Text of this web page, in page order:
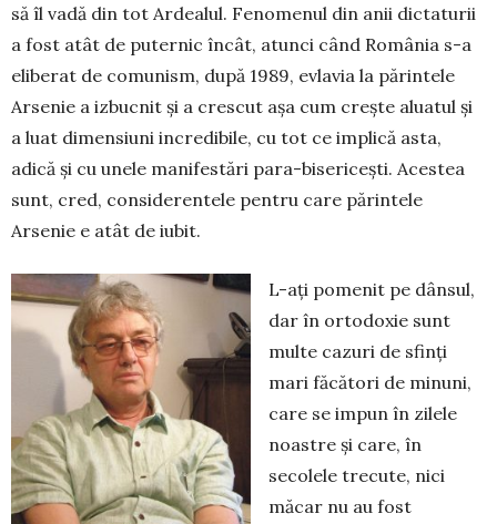
să îl vadă din tot Ardealul. Fenomenul din anii dictaturii
a fost atât de puternic încât, atunci când România s-a
eliberat de comunism, după 1989, evlavia la părintele
Arsenie a izbucnit şi a crescut așa cum creşte aluatul şi
a luat dimensiuni incredibile, cu tot ce implică asta,
adică şi cu unele manifestări para-bisericeşti. Acestea
sunt, cred, considerentele pentru care părintele
Arsenie e atât de ­iubit.
L-ați pomenit pe dânsul,
dar în ortodoxie sunt
multe cazuri de sfinţi
mari făcători de minuni,
care se impun în zilele
noastre şi care, în
secolele trecute, nici
măcar nu au fost